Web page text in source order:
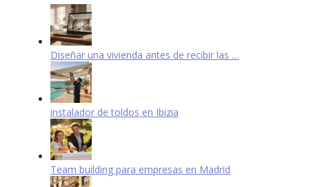
Diseñar una vivienda antes de recibir las …
instalador de toldos en Ibizia
Team building para empresas en Madrid